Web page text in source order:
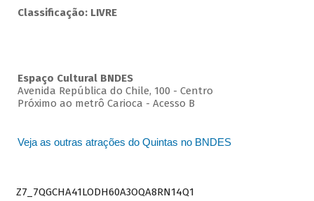
Classificação: LIVRE
Espaço Cultural BNDES
Avenida República do Chile, 100 - Centro
Próximo ao metrô Carioca - Acesso B
Veja as outras atrações do Quintas no BNDES
Z7_7QGCHA41LODH60A3OQA8RN14Q1